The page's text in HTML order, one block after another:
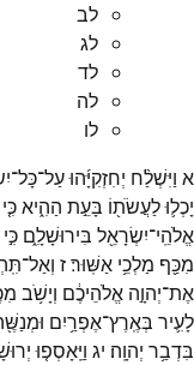
לב
לג
לד
לה
לו
א וַיִּשְׁלַ֨ח יְחִזְקִיָּ֜הוּעַל־כָּל־
יָכְל֛וּלַעֲשֹׂת֖וֹ בָּעֵ֣ת הַהִ֑יאכִּ֤י
אֱלֹהֵֽי־יִשְׂרָאֵ֖ל בִּירוּשָׁלִָ֑ם כִּ֣י
מִכַּ֖ף מַלְכֵ֥י אַשּֽׁוּר׃ז וְאַל־
אֶת־יְהוָ֣ה אֱלֹהֵיכֶ֔ם וְיָשֹׁ֥ב
לָעִ֛יר בְּאֶֽרֶץ־אֶפְרַ֥יִם
בִּדְבַ֥ר יְהוָֽה׃ יג וַיֵּֽאָסְפ֤וּ